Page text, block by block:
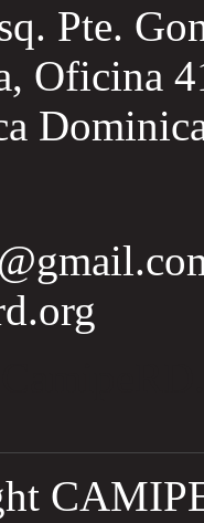
Pte.
Oficina